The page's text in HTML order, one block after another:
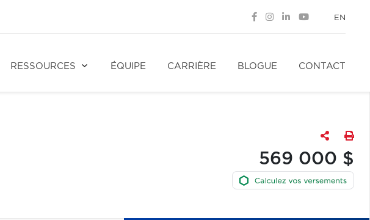
EN
RESSOURCES ÉQUIPE CARRIÈRE BLOGUE CONTACT
569 000 $